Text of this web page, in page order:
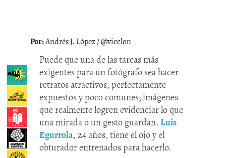
Andrés J. López / @vicclon
Puede que una de las tareas más
exigentes para un fotógrafo sea hacer
retratos atractivos, perfectamente
expuestos y poco comunes; imágenes
que realmente logren evidenciar lo que
una mirada o un gesto guardan. Luis
Egurrola, 24 años, tiene el ojo y el
obturador entrenados para hacerlo.